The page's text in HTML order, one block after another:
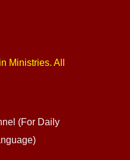
Ministries. All
(For Daily